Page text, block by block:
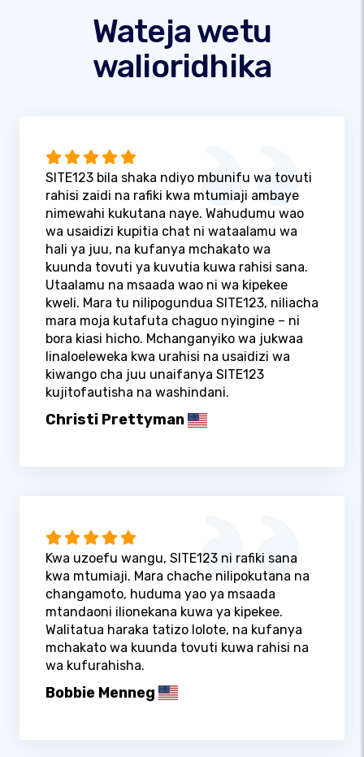
Wateja wetu
walioridhika
SITE123 bila shaka ndiyo mbunifu wa tovuti
rahisi zaidi na rafiki kwa mtumiaji ambaye
nimewahi kukutana naye. Wahudumu wao
wa usaidizi kupitia chat ni wataalamu wa
hali ya juu, na kufanya mchakato wa
kuunda tovuti ya kuvutia kuwa rahisi sana.
Utaalamu na msaada wao ni wa kipekee
kweli. Mara tu nilipogundua SITE123, niliacha
mara moja kutafuta chaguo nyingine – ni
bora kiasi hicho. Mchanganyiko wa jukwaa
linaloeleweka kwa urahisi na usaidizi wa
kiwango cha juu unaifanya SITE123
kujitofautisha na washindani.
Christi Prettyman
Kwa uzoefu wangu, SITE123 ni rafiki sana
kwa mtumiaji. Mara chache nilipokutana na
changamoto, huduma yao ya msaada
mtandaoni ilionekana kuwa ya kipekee.
Walitatua haraka tatizo lolote, na kufanya
mchakato wa kuunda tovuti kuwa rahisi na
wa kufurahisha.
Bobbie Menneg